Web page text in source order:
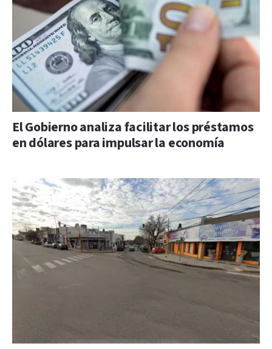
El Gobierno analiza facilitar los préstamos
en dólares para impulsar la economía